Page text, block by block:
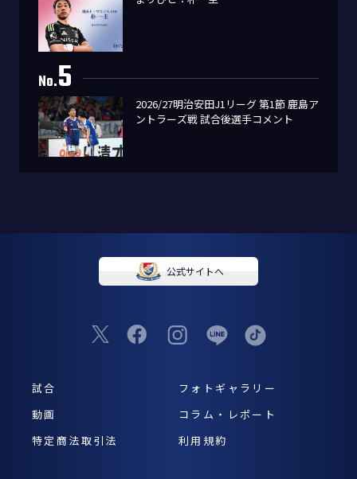
No.5
2026/27明治安田J1リーグ 第1節 鹿島ア
ントラーズ戦 試合後選手コメント
公式サイトへ
試合
フォトギャラリー
動画
コラム・レポート
特定商法取引法
利用規約